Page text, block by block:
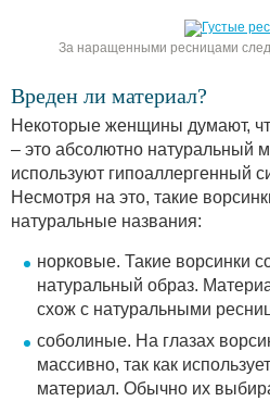
За наращенными ресницами
Вреден ли материал?
Некоторые женщины думают,
– это абсолютно натуральный
используют гипоаллергенный
Несмотря на это, такие
натуральные названия:
норковые. Такие ворсинки
натуральный образ.
схож с натуральными
соболиные. На глазах
массивно, так как
материал. Обычно их